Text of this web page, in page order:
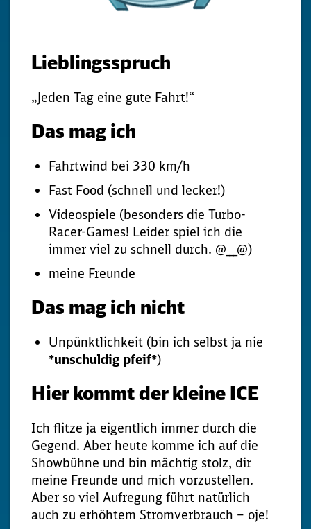
Lieblingsspruch
„Jeden Tag eine gute Fahrt!“
Das mag ich
Fahrtwind bei 330 km/h
Fast Food (schnell und lecker!)
Videospiele (besonders die Turbo-
Racer-Games! Leider spiel ich die
immer viel zu schnell durch. @___@)
meine Freunde
Das mag ich nicht
Unpünktlichkeit (bin ich selbst ja nie
*unschuldig pfeif*)
Hier kommt der kleine ICE
Ich flitze ja eigentlich immer durch die
Gegend. Aber heute komme ich auf die
Showbühne und bin mächtig stolz, dir
meine Freunde und mich vorzustellen.
Aber so viel Aufregung führt natürlich
auch zu erhöhtem Stromverbrauch – oje!